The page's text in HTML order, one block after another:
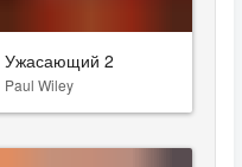
Ужасающий 2
Paul Wiley